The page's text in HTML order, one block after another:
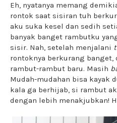
Eh, nyatanya memang
rontok saat sisiran tuh
aku suka kesel dan sedih
banyak banget rambutku
sisir. Nah, setelah menjalani
rontoknya berkurang
rambut-rambut baru. Masih
Mudah-mudahan bisa kayak
kala ga berhijab, si rambut
dengan lebih menakjubkan!